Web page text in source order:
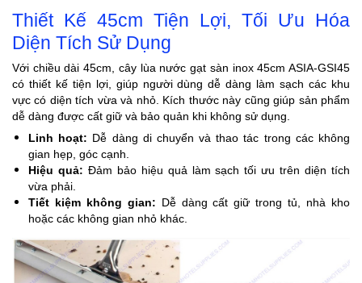
Thiết Kế 45cm Tiện Lợi, Tối Ưu Hóa
Diện Tích Sử Dụng
Với chiều dài 45cm, cây lùa nước gạt sàn inox 45cm ASIA-GSI45
có thiết kế tiện lợi, giúp người dùng dễ dàng làm sạch các khu
vực có diện tích vừa và nhỏ. Kích thước này cũng giúp sản phẩm
dễ dàng được cất giữ và bảo quản khi không sử dụng.
Linh hoạt: Dễ dàng di chuyển và thao tác trong các không
gian hẹp, góc cạnh.
Hiệu quả: Đảm bảo hiệu quả làm sạch tối ưu trên diện tích
vừa phải.
Tiết kiệm không gian: Dễ dàng cất giữ trong tủ, nhà kho
hoặc các không gian nhỏ khác.